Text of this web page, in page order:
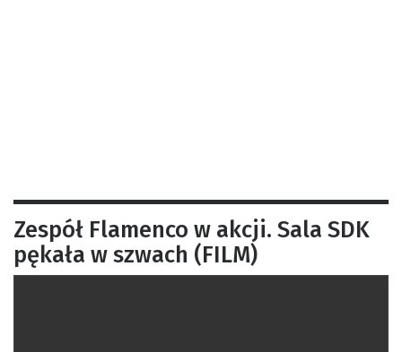
Zespół Flamenco w akcji. Sala SDK
pękała w szwach (FILM)